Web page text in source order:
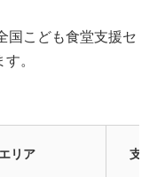
国こども食堂支援セ
。
エリア 支援